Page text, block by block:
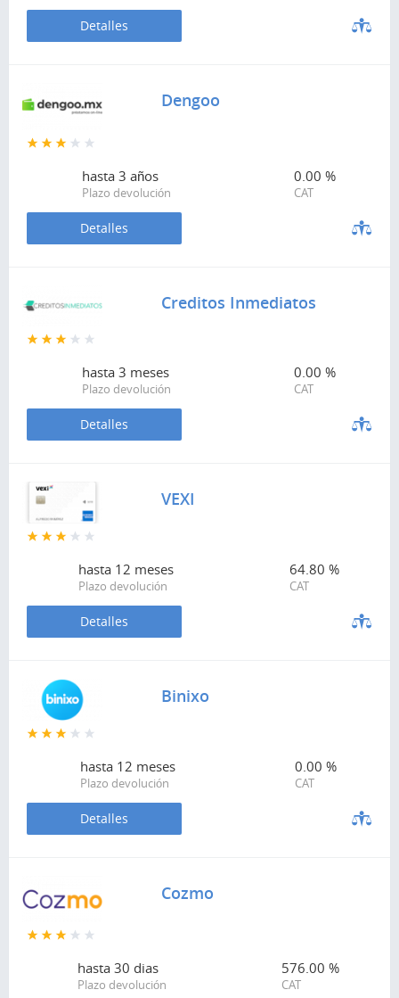
Detalles
Dengoo
hasta 3 años
Plazo devolución
0.00 %
CAT
Detalles
Creditos Inmediatos
hasta 3 meses
Plazo devolución
0.00 %
CAT
Detalles
VEXI
hasta 12 meses
Plazo devolución
64.80 %
CAT
Detalles
Binixo
hasta 12 meses
Plazo devolución
0.00 %
CAT
Detalles
Cozmo
hasta 30 dias
Plazo devolución
576.00 %
CAT